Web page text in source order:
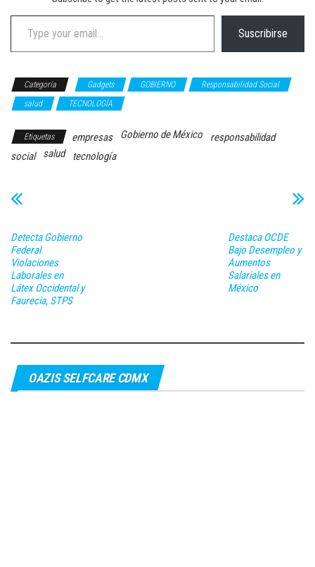
Type your email…
Suscribirse
Categoría Gadgets GOBIERNO
Responsabilidad Social
salud
TECNOLOGÍA
Etiquetas empresas Gobierno de México
responsabilidad
social
salud tecnología
Detecta Gobierno
Federal
Violaciones
Laborales en
Látex Occidental y
Faurecia, STPS
Destaca OCDE
Bajo Desempleo y
Aumentos
Salariales en
México
OAZIS SELFCARE CDMX